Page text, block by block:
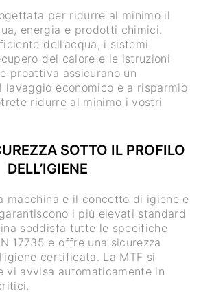
per ridurre al minimo il
energia e prodotti chimici.
dell’acqua, i sistemi
del calore e le istruzioni
proattiva assicurano un
lavaggio economico e a risparmio
ridurre al minimo i vostri
SOTTO IL PROFILO
DELL’IGIENE
macchina e il concetto di igiene e
i più elevati standard
soddisfa tutte le specifiche
17735 e offre una sicurezza
certificata. La MTF si
vi avvisa automaticamente in